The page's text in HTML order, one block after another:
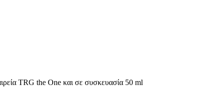
TRG the One και σε συσκευασία 50 ml